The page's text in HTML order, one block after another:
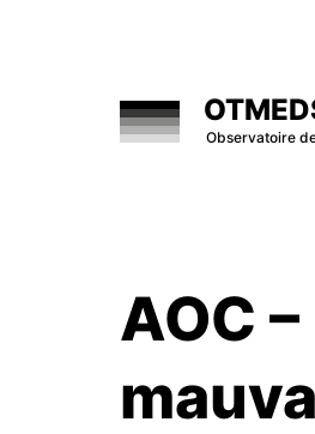
Observatoire
AOC